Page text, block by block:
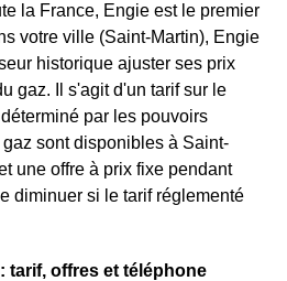
la France, Engie est le premier
votre ville (Saint-Martin), Engie
historique ajuster ses prix
gaz. Il s'agit d'un tarif sur le
par les pouvoirs
sont disponibles à Saint-
une offre à prix fixe pendant
diminuer si le tarif réglementé
tarif, offres et téléphone